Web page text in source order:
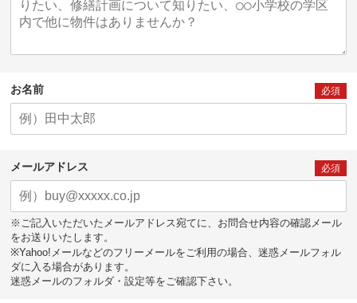
お名前 必須
メールアドレス 必須
※ご記入いただいたメールアドレス宛てに、お問合せ内容の確認メール
をお送りいたします。
※Yahoo!メールなどのフリーメールをご利用の場合、迷惑メールフォル
ダに入る場合があります。
迷惑メールのフォルダ・設定等をご確認下さい。